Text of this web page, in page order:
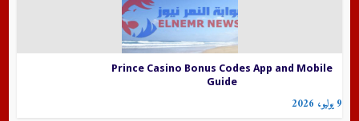
Prince Casino Bonus Codes App and Mobile
Guide
9 يوليو، 2026